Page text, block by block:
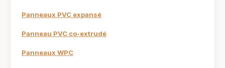
Panneaux PVC expansé
Panneau PVC co-extrudé
Panneaux WPC